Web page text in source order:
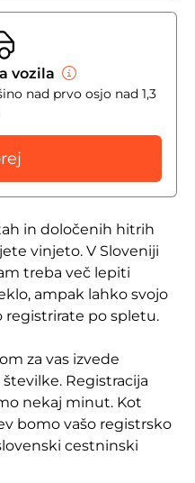
in določenih hitrih
vinjeto. V Sloveniji
treba več lepiti
ampak lahko svojo
po spletu.
za vas izvede
Registracija
nekaj minut. Kot
bomo vašo registrsko
cestninski
vozila
nad prvo osjo nad 1,3